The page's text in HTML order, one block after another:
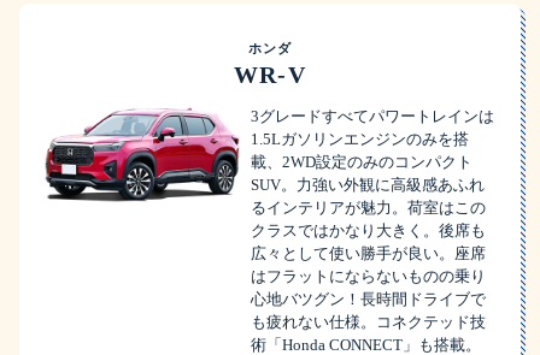
ホンダ
WR-V
3グレードすべてパワートレインは
1.5Lガソリンエンジンのみを搭
載、2WD設定のみのコンパクト
SUV。力強い外観に高級感あふれ
るインテリアが魅力。荷室はこの
クラスではかなり大きく。後席も
広々として使い勝手が良い。座席
はフラットにならないものの乗り
心地バツグン！長時間ドライブで
も疲れない仕様。コネクテッド技
術「Honda CONNECT」も搭載。